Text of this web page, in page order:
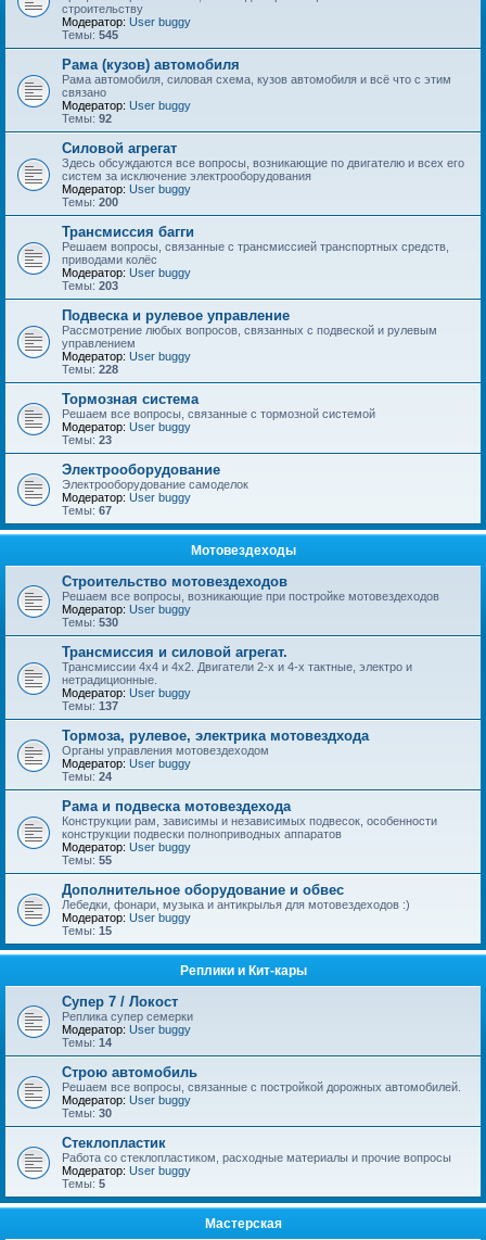
строительству
Модератор: User buggy
Темы: 545
Рама (кузов) автомобиля
Рама автомобиля, силовая схема, кузов автомобиля и всё что с этим
связано
Модератор: User buggy
Темы: 92
Силовой агрегат
Здесь обсуждаются все вопросы, возникающие по двигателю и всех его
систем за исключение электрооборудования
Модератор: User buggy
Темы: 200
Трансмиссия багги
Решаем вопросы, связанные с трансмиссией транспортных средств,
приводами колёс
Модератор: User buggy
Темы: 203
Подвеска и рулевое управление
Рассмотрение любых вопросов, связанных с подвеской и рулевым
управлением
Модератор: User buggy
Темы: 228
Тормозная система
Решаем все вопросы, связанные с тормозной системой
Модератор: User buggy
Темы: 23
Электрооборудование
Электрооборудование самоделок
Модератор: User buggy
Темы: 67
Мотовездеходы
Строительство мотовездеходов
Решаем все вопросы, возникающие при постройке мотовездеходов
Модератор: User buggy
Темы: 530
Трансмиссия и силовой агрегат.
Трансмиссии 4х4 и 4х2. Двигатели 2-х и 4-х тактные, электро и
нетрадиционные.
Модератор: User buggy
Темы: 137
Тормоза, рулевое, электрика мотовездхода
Органы управления мотовездеходом
Модератор: User buggy
Темы: 24
Рама и подвеска мотовездехода
Конструкции рам, зависимы и независимых подвесок, особенности
конструкции подвески полноприводных аппаратов
Модератор: User buggy
Темы: 55
Дополнительное оборудование и обвес
Лебедки, фонари, музыка и антикрылья для мотовездеходов :)
Модератор: User buggy
Темы: 15
Реплики и Кит-кары
Супер 7 / Локост
Реплика супер семерки
Модератор: User buggy
Темы: 14
Строю автомобиль
Решаем все вопросы, связанные с постройкой дорожных автомобилей.
Модератор: User buggy
Темы: 30
Стеклопластик
Работа со стеклопластиком, расходные материалы и прочие вопросы
Модератор: User buggy
Темы: 5
Мастерская